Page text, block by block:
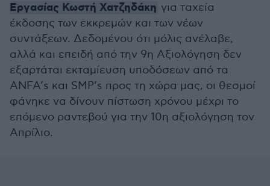
Εργασίας Κωστή Χατζηδάκη για ταχεία
έκδοσης των εκκρεμών και των νέων
συντάξεων. Δεδομένου ότι μόλις ανέλαβε,
αλλά και επειδή από την 9η Αξιολόγηση δεν
εξαρτάται εκταμίευση υποδόσεων από τα
ANFA’s και SMP’s προς τη χώρα μας, οι θεσμοί
φάνηκε να δίνουν πίστωση χρόνου μέχρι το
επόμενο ραντεβού για την 10η αξιολόγηση τον
Απρίλιο.